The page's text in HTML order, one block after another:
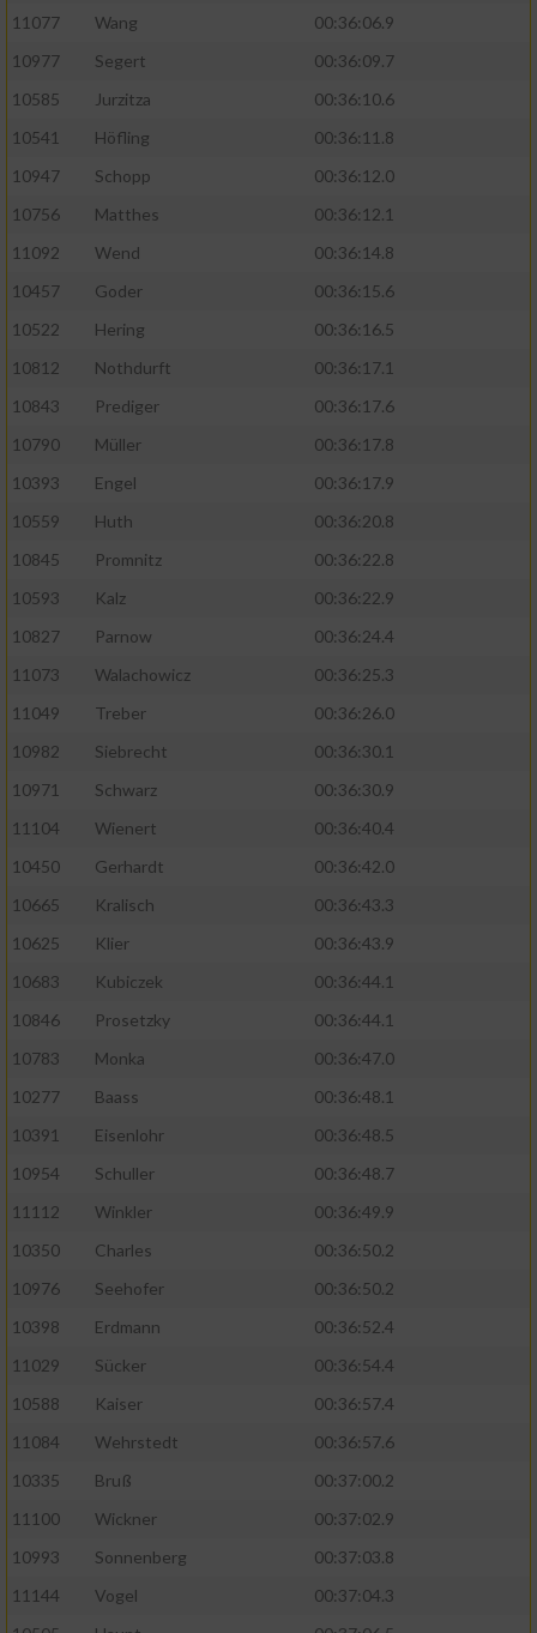
11077
Wang
00:36:06.9
10977
Segert
00:36:09.7
10585
Jurzitza
00:36:10.6
10541
Höfling
00:36:11.8
10947
Schopp
00:36:12.0
10756
Matthes
00:36:12.1
11092
Wend
00:36:14.8
10457
Goder
00:36:15.6
10522
Hering
00:36:16.5
10812
Nothdurft
00:36:17.1
10843
Prediger
00:36:17.6
10790
Müller
00:36:17.8
10393
Engel
00:36:17.9
10559
Huth
00:36:20.8
10845
Promnitz
00:36:22.8
10593
Kalz
00:36:22.9
10827
Parnow
00:36:24.4
11073
Walachowicz
00:36:25.3
11049
Treber
00:36:26.0
10982
Siebrecht
00:36:30.1
10971
Schwarz
00:36:30.9
11104
Wienert
00:36:40.4
10450
Gerhardt
00:36:42.0
10665
Kralisch
00:36:43.3
10625
Klier
00:36:43.9
10683
Kubiczek
00:36:44.1
10846
Prosetzky
00:36:44.1
10783
Monka
00:36:47.0
10277
Baass
00:36:48.1
10391
Eisenlohr
00:36:48.5
10954
Schuller
00:36:48.7
11112
Winkler
00:36:49.9
10350
Charles
00:36:50.2
10976
Seehofer
00:36:50.2
10398
Erdmann
00:36:52.4
11029
Sücker
00:36:54.4
10588
Kaiser
00:36:57.4
11084
Wehrstedt
00:36:57.6
10335
Bruß
00:37:00.2
11100
Wickner
00:37:02.9
10993
Sonnenberg
00:37:03.8
11144
Vogel
00:37:04.3